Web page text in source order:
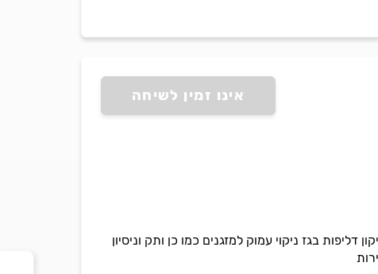
אינו זמין לשיחה
בגז ניקוי עמוק למזגנים כמו כן ותק וניסיון